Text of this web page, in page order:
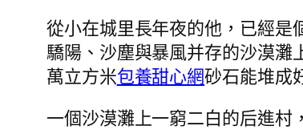
從小在城里長年夜的他，已經是
驕陽、沙塵與暴風并存的沙漠灘
萬立方米包養甜心網砂石能堆成
一個沙漠灘上一窮二白的后進村